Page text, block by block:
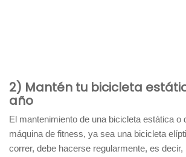
2) Mantén tu bicicleta
año
El mantenimiento de una bicicleta estática o
máquina de fitness, ya sea una bicicleta
correr, debe hacerse regularmente, es decir,